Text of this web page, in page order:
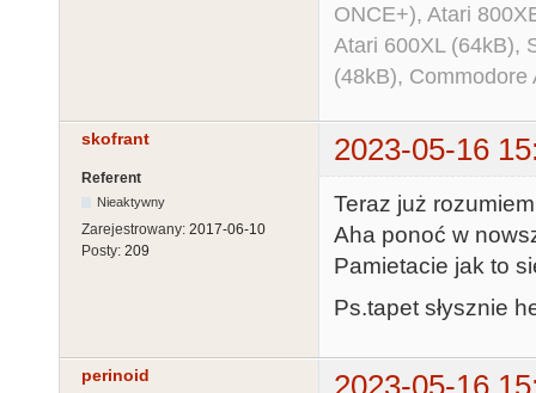
ONCE+), Atari
Atari 600XL (64kB),
(48kB),
skofrant 2023-05-16
Referent
Nieaktywny
Zarejestrowany: 2017-06-10
Posty: 209
Teraz już
Aha ponoć w
Pamietacie jak to
Ps.tapet słysznie
perinoid